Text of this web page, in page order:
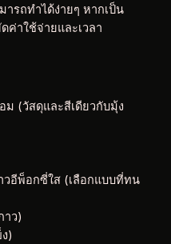
รถทำได้ง่ายๆ หากเป็น
าใช้จ่ายและเวลา
(วัสดุและสีเดียวกับมุ้ง
วอีพ็อกซี่ใส (เลือกแบบที่ทน
าว)
)